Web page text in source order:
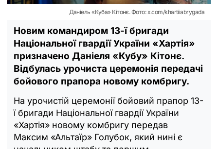
Даніель «Куба» Кітонє. Фото: x.com/khartiiabrygada
Новим командиром 13-ї бригади
Національної гвардії України «Хартія»
призначено Даніеля «Кубу» Кітонє.
Відбулась урочиста церемонія передачі
бойового прапора новому комбригу.
На урочистій церемонії бойовий прапор 13-
ї бригади Національної гвардії України
«Хартія» новому комбригу передав
Максим «Альтаїр» Голубок, який нині є